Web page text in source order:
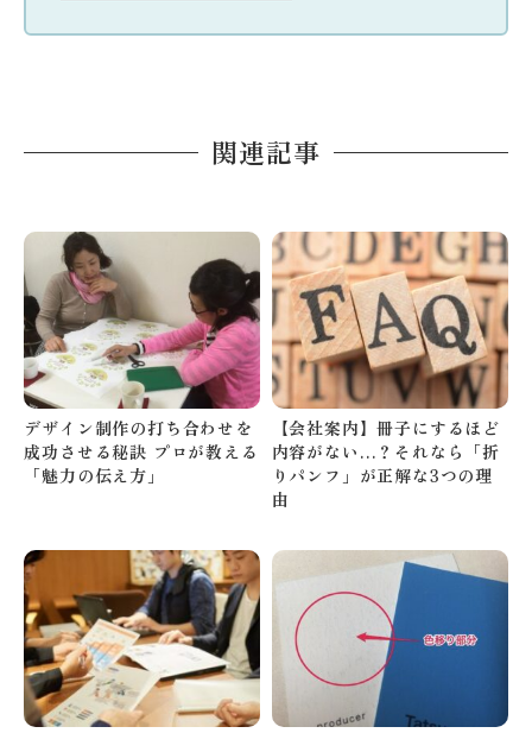
関連記事
デザイン制作の打ち合わせを
成功させる秘訣 プロが教える
「魅力の伝え方」
【会社案内】冊子にするほど
内容がない…？それなら「折
りパンフ」が正解な3つの理
由